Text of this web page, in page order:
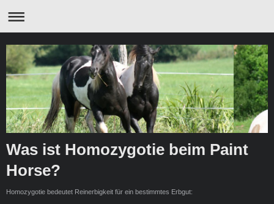
Was ist Homozygotie beim Paint
Horse?
Homozygotie bedeutet Reinerbigkeit für ein bestimmtes Erbgut: